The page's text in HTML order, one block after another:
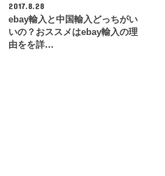
2017.8.28
ebay輸入と中国輸入どっちがい
いの？おススメはebay輸入の理
由をを詳…